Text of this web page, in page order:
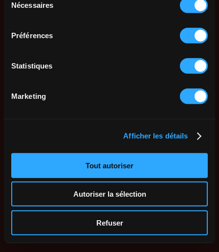
Nécessaires
Préférences
Statistiques
Marketing
Afficher les détails
Tout autoriser
Autoriser la sélection
Refuser